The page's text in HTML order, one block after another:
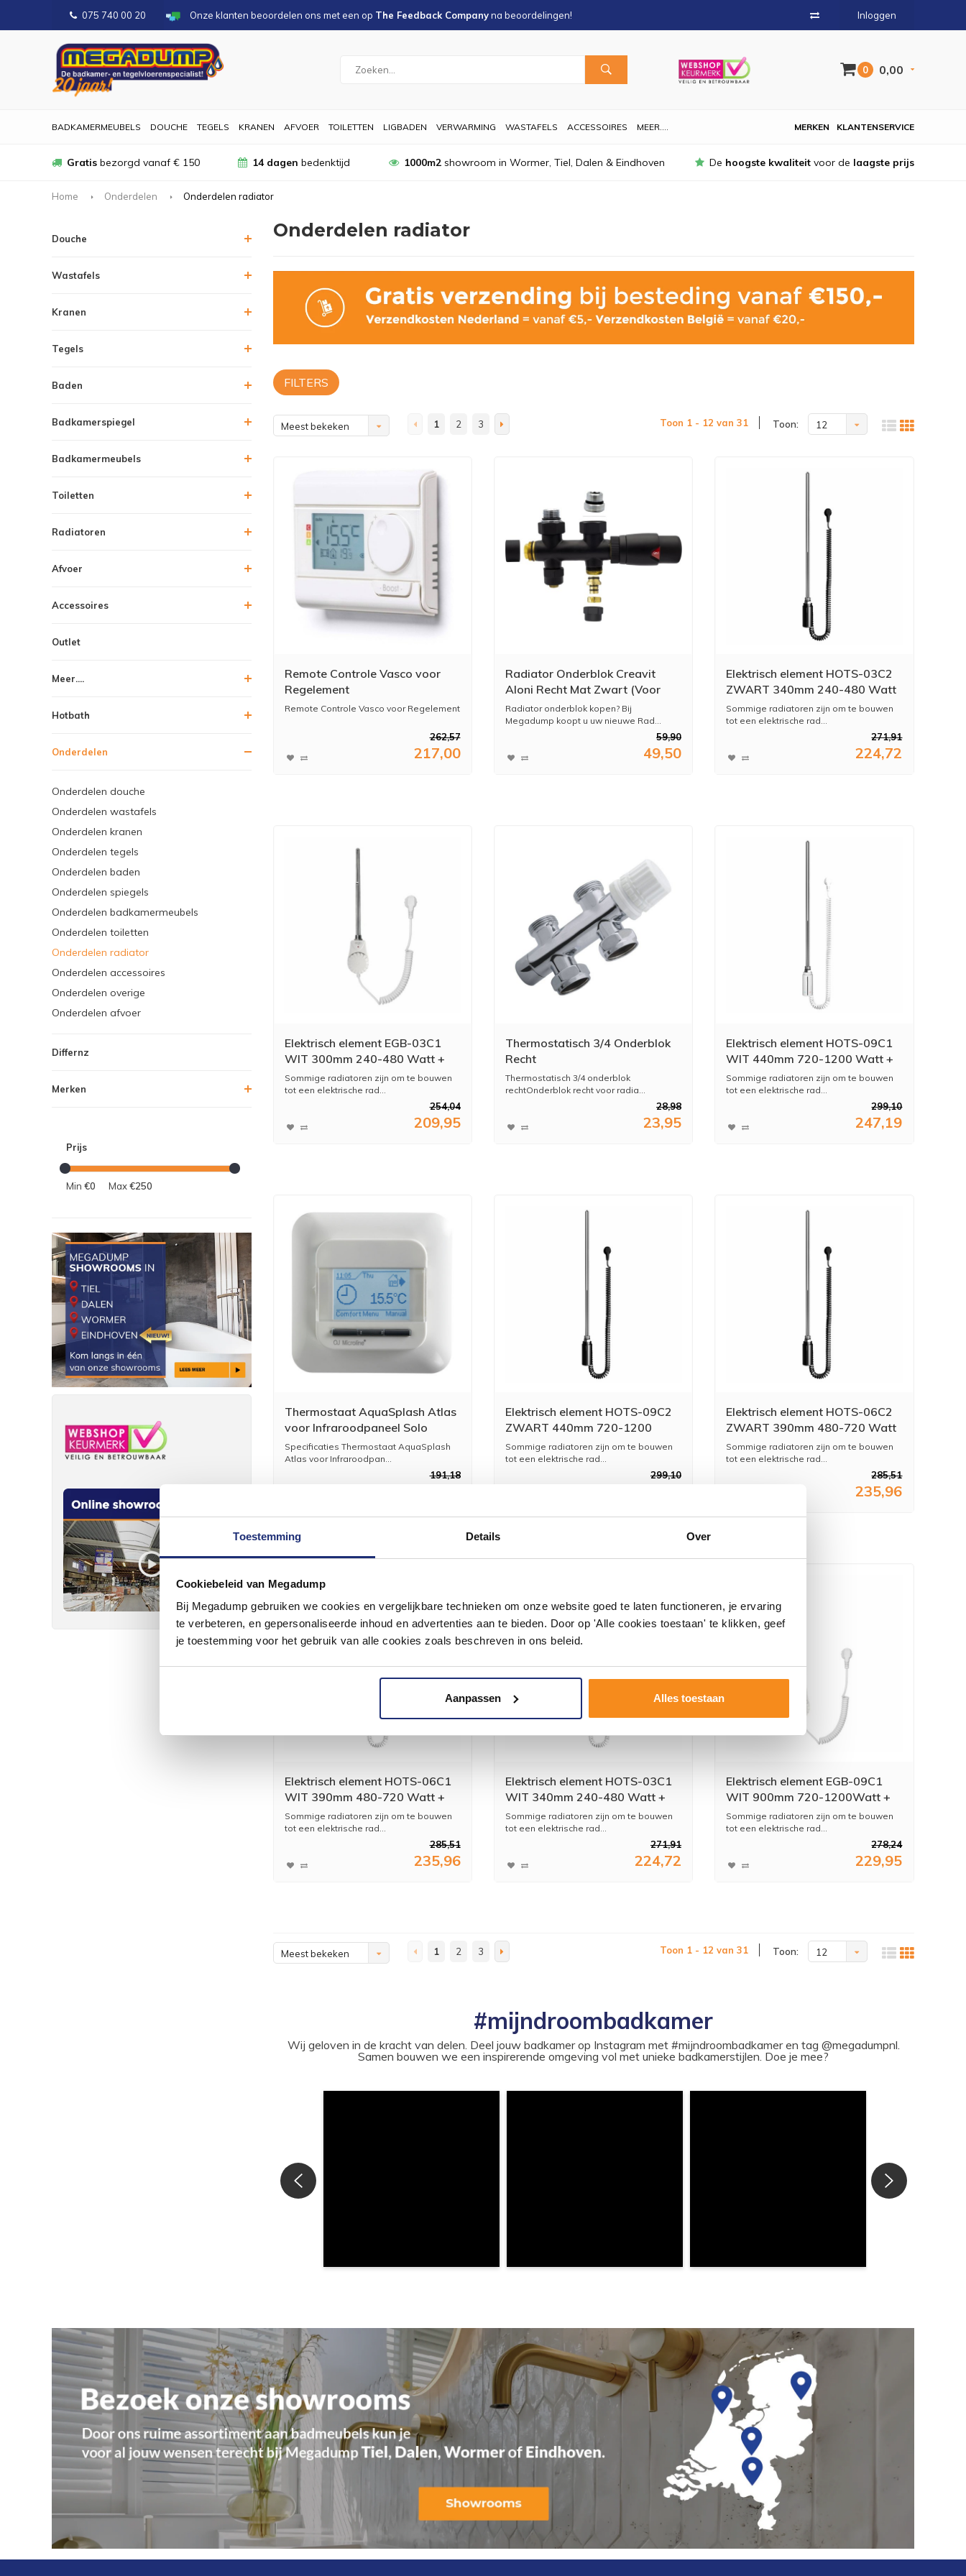
Toestemming Details Over
Cookiebeleid van Megadump
Bij Megadump gebruiken we cookies en vergelijkbare technieken om onze website goed te laten functioneren, je ervaring
te verbeteren, en gepersonaliseerde inhoud en advertenties aan te bieden. Door op 'Alle cookies toestaan' te klikken, geef
je toestemming voor het gebruik van alle cookies zoals beschreven in ons beleid.
Aanpassen Alles toestaan
075 740 00 20 Onze klanten beoordelen ons met een op The Feedback Companyna beoordelingen! Inloggen
0 0,00
BADKAMERMEUBELS DOUCHE TEGELS KRANEN AFVOER TOILETTEN LIGBADEN VERWARMING WASTAFELS ACCESSOIRES MEER.... KLANTENSERVICE
MERKEN
Gratis bezorgd vanaf € 150 14 dagen bedenktijd 1000m2showroom in Wormer, Tiel, Dalen & Eindhoven De hoogste kwaliteit voor de laagste prijs
Home Onderdelen Onderdelen radiator
Douche
Wastafels
Kranen
Tegels
Baden
Badkamerspiegel
Badkamermeubels
Toiletten
Radiatoren
Afvoer
Accessoires
Outlet
Meer....
Hotbath
Onderdelen
Onderdelen douche
Onderdelen wastafels
Onderdelen kranen
Onderdelen tegels
Onderdelen baden
Onderdelen spiegels
Onderdelen badkamermeubels
Onderdelen toiletten
Onderdelen radiator
Onderdelen accessoires
Onderdelen overige
Onderdelen afvoer
Differnz
Merken
Prijs
Min €0 Max€250
Onderdelen radiator
FILTERS
Meest bekeken 1 2 3 Toon 1 - 12 van 31 Toon: 12
Remote Controle Vasco voor
Regelement
Remote Controle Vasco voor Regelement
262,57
217,00
Radiator Onderblok Creavit
Aloni Recht Mat Zwart (Voor
midden aansluiting)
Radiator onderblok kopen? Bij
Megadump koopt u uw nieuwe Rad...
59,90
49,50
Elektrisch element HOTS-03C2
ZWART 340mm 240-480 Watt
+ Vloeistof + Montage & Test
Sommige radiatoren zijn om te bouwen
tot een elektrische rad...
271,91
224,72
Elektrisch element EGB-03C1
WIT 300mm 240-480 Watt +
Vloeistof + Montage & Test
Sommige radiatoren zijn om te bouwen
tot een elektrische rad...
254,04
209,95
Thermostatisch 3/4 Onderblok
Recht
Thermostatisch 3/4 onderblok
rechtOnderblok recht voor radia...
28,98
23,95
Elektrisch element HOTS-09C1
WIT 440mm 720-1200 Watt +
Vloeistof + Montage & Test
Sommige radiatoren zijn om te bouwen
tot een elektrische rad...
299,10
247,19
Thermostaat AquaSplash Atlas
voor Infraroodpaneel Solo
Bedraad Wit
Specificaties Thermostaat AquaSplash
Atlas voor Infraroodpan...
191,18
Elektrisch element HOTS-09C2
ZWART 440mm 720-1200
Watt + Vloeistof + Montage &
Test
Sommige radiatoren zijn om te bouwen
tot een elektrische rad...
299,10
Elektrisch element HOTS-06C2
ZWART 390mm 480-720 Watt
+ Vloeistof + Montage & Test
Sommige radiatoren zijn om te bouwen
tot een elektrische rad...
285,51
235,96
Elektrisch element HOTS-06C1
WIT 390mm 480-720 Watt +
Vloeistof + Montage & Test
Sommige radiatoren zijn om te bouwen
tot een elektrische rad...
285,51
235,96
Elektrisch element HOTS-03C1
WIT 340mm 240-480 Watt +
Vloeistof + Montage & Test
Sommige radiatoren zijn om te bouwen
tot een elektrische rad...
271,91
224,72
Elektrisch element EGB-09C1
WIT 900mm 720-1200Watt +
Vloeistof + Montage & Test
Sommige radiatoren zijn om te bouwen
tot een elektrische rad...
278,24
229,95
Meest bekeken 1 2 3 Toon 1 - 12 van 31 Toon: 12
#mijndroombadkamer
Wij geloven in de kracht van delen. Deel jouw badkamer op Instagram met #mijndroombadkamer en tag @megadumpnl.
Samen bouwen we een inspirerende omgeving vol met unieke badkamerstijlen. Doe je mee?